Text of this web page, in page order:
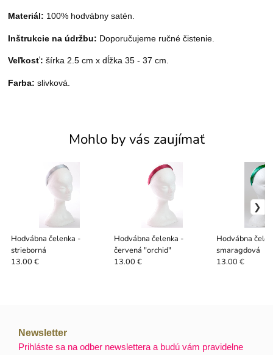
Materiál: 100% hodvábny satén.
Inštrukcie na údržbu: Doporučujeme ručné čistenie
Veľkosť:šírka 2.5 cm x dĺžka 35 - 37 cm.
Farba:slivková.
Mohlo by vás zaujímať
Hodvábna čelenka -
strieborná
13.00 €
Hodvábna čelenka -
červená "orchid"
13.00 €
Hodvábna
smaragdová
13.00 €
Newsletter
Prihláste sa na odber newslettera a budú vám pravidelne